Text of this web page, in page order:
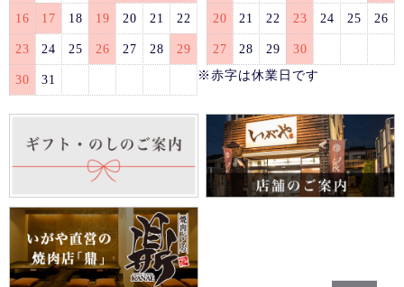
16 17 18 19 20 21 22
23 24 25 26 27 28 29
30 31
20 21 22 23 24 25 26
27 28 29
30
※赤字は休業日です